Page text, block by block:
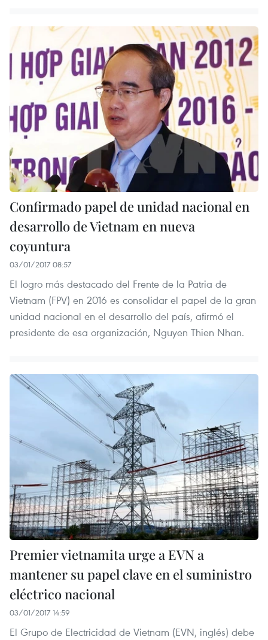
Confirmado papel de unidad nacional en
desarrollo de Vietnam en nueva
coyuntura
03/01/2017 08:57
El logro más destacado del Frente de la Patria de
Vietnam (FPV) en 2016 es consolidar el papel de la gran
unidad nacional en el desarrollo del país, afirmó el
presidente de esa organización, Nguyen Thien Nhan.
Premier vietnamita urge a EVN a
mantener su papel clave en el suministro
eléctrico nacional
03/01/2017 14:59
El Grupo de Electricidad de Vietnam (EVN, inglés) debe